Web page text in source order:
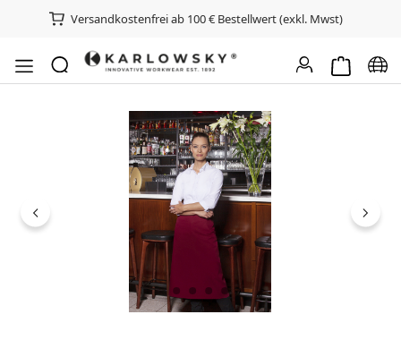
Versandkostenfrei ab 100 € Bestellwert (exkl. Mwst)
Bildergalerie überspringen